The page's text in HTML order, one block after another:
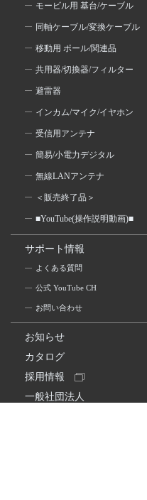
モービル用 基台/ケーブル
同軸ケーブル/変換ケーブル
移動用 ポール/関連品
共用器/切換器/フィルター
避雷器
インカム/マイク/イヤホン
受信用アンテナ
簡易/小電力デジタル
無線LANアンテナ
＜販売終了品＞
■YouTube(操作説明動画)■
サポート情報
よくある質問
公式 YouTube CH
お問い合わせ
お知らせ
カタログ
採用情報
一般社団法人